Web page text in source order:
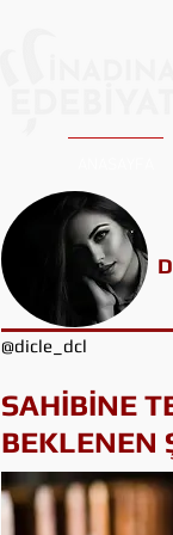
@dicle_dcl
SAHİBİNE
BEKLENEN